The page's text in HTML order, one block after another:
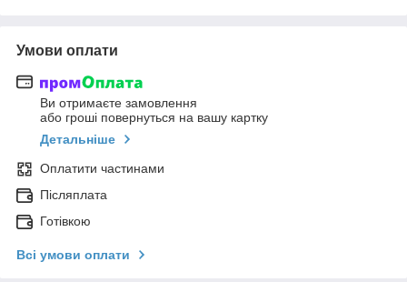
Умови оплати
Ви отримаєте замовлення
або гроші повернуться на вашу картку
Детальніше
Оплатити частинами
Післяплата
Готівкою
Всі умови оплати